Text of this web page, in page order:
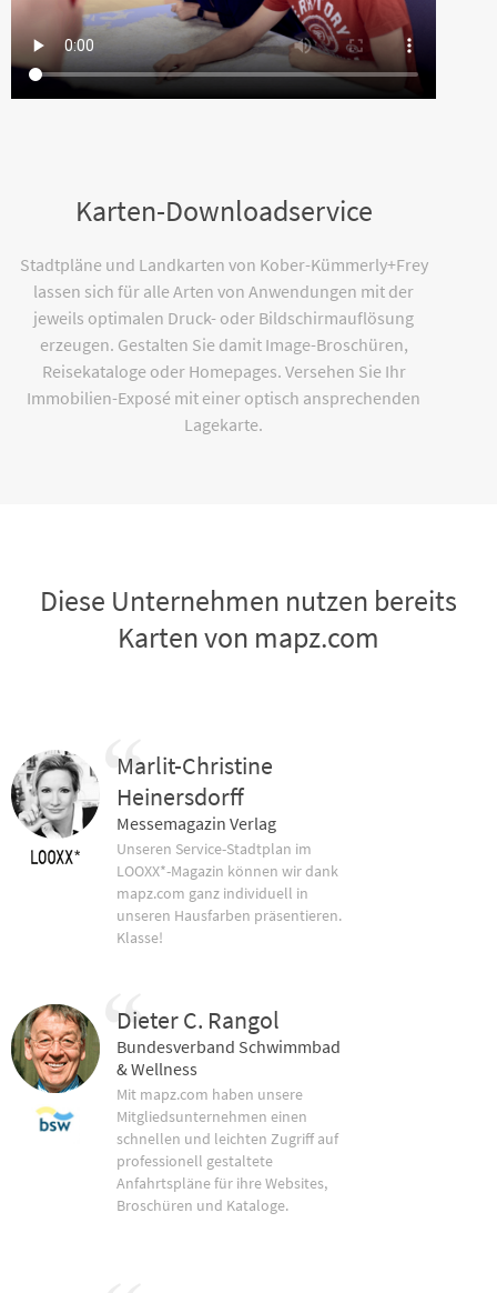
Karten-Downloadservice
Stadtpläne und Landkarten von Kober-Kümmerly+Frey
lassen sich für alle Arten von Anwendungen mit der
jeweils optimalen Druck- oder Bildschirmauflösung
erzeugen. Gestalten Sie damit Image-Broschüren,
Reisekataloge oder Homepages. Versehen Sie Ihr
Immobilien-Exposé mit einer optisch ansprechenden
Lagekarte.
Diese Unternehmen nutzen bereits
Karten von mapz.com
Marlit-Christine
Heinersdorff
Messemagazin Verlag
Unseren Service-Stadtplan im
LOOXX*-Magazin können wir dank
mapz.com ganz individuell in
unseren Hausfarben präsentieren.
Klasse!
Dieter C. Rangol
Bundesverband Schwimmbad
& Wellness
Mit mapz.com haben unsere
Mitgliedsunternehmen einen
schnellen und leichten Zugriff auf
professionell gestaltete
Anfahrtspläne für ihre Websites,
Broschüren und Kataloge.